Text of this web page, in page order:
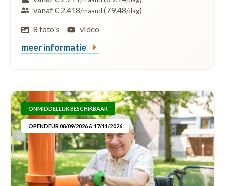
vanaf € 2.418/maand (79,48/dag)
8 foto's
video
meer informatie
ONMIDDELLIJK BESCHIKBAAR
OPENDEUR 08/09/2026 & 17/11/2026